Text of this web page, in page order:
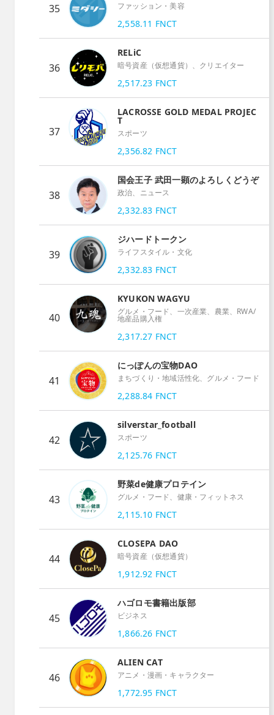
35 ファッション・美容
2,558.11 FNCT
36
RELiC
暗号資産（仮想通貨）、クリエイター
2,517.23 FNCT
37
LACROSSE GOLD MEDAL PROJEC
T
スポーツ
2,356.82 FNCT
38
国会王子 武田一顕のよろしくどうぞ
政治、ニュース
2,332.83 FNCT
39
ジハードトークン
ライフスタイル・文化
2,332.83 FNCT
40
KYUKON WAGYU
グルメ・フード、一次産業、農業、RWA/
地産品購入権
2,317.27 FNCT
41
にっぽんの宝物DAO
まちづくり・地域活性化、グルメ・フード
2,288.84 FNCT
42
silverstar_football
スポーツ
2,125.76 FNCT
43
野菜de健康プロテイン
グルメ・フード、健康・フィットネス
2,115.10 FNCT
44
CLOSEPA DAO
暗号資産（仮想通貨）
1,912.92 FNCT
45
ハゴロモ書籍出版部
ビジネス
1,866.26 FNCT
46
ALIEN CAT
アニメ・漫画・キャラクター
1,772.95 FNCT